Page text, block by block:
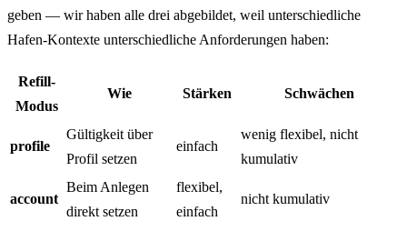
geben — wir haben alle drei abgebildet, weil unterschiedliche
Hafen-Kontexte unterschiedliche Anforderungen haben:
Refill-
Modus
Wie Stärken Schwächen
profile
Gültigkeit über
Profil setzen
einfach
wenig flexibel, nicht
kumulativ
account
Beim Anlegen
direkt setzen
flexibel,
einfach
nicht kumulativ